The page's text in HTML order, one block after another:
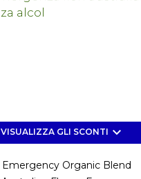
VISUALIZZA GLI SCONTI keyboard_arrow_down
Emergency Organic Blend